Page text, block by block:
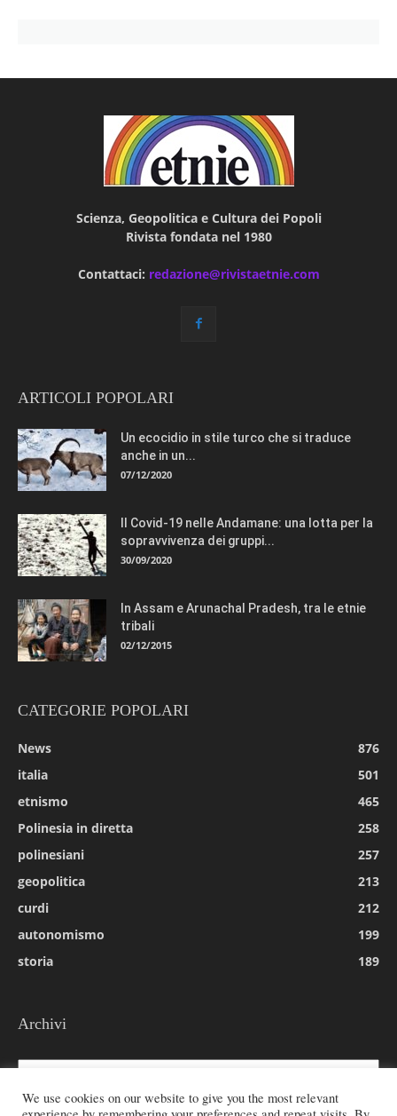
Scienza, Geopolitica e Cultura dei Popoli
Rivista fondata nel 1980
Contattaci: redazione@rivistaetnie.com
ARTICOLI POPOLARI
Un ecocidio in stile turco che si traduce
anche in un...
07/12/2020
Il Covid-19 nelle Andamane: una lotta per la
sopravvivenza dei gruppi...
30/09/2020
In Assam e Arunachal Pradesh, tra le etnie
tribali
02/12/2015
CATEGORIE POPOLARI
News
876
italia
501
etnismo
465
Polinesia in diretta
258
polinesiani
257
geopolitica
213
curdi
212
autonomismo
199
storia
189
Archivi
Archivi
We use cookies on our website to give you the most relevant